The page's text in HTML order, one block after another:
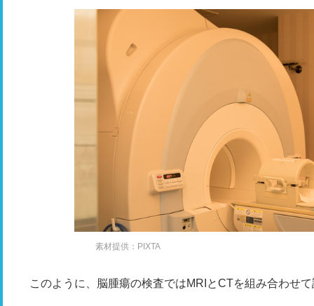
素材提供：PIXTA
このように、脳腫瘍の検査ではMRIとCTを組み合わせ